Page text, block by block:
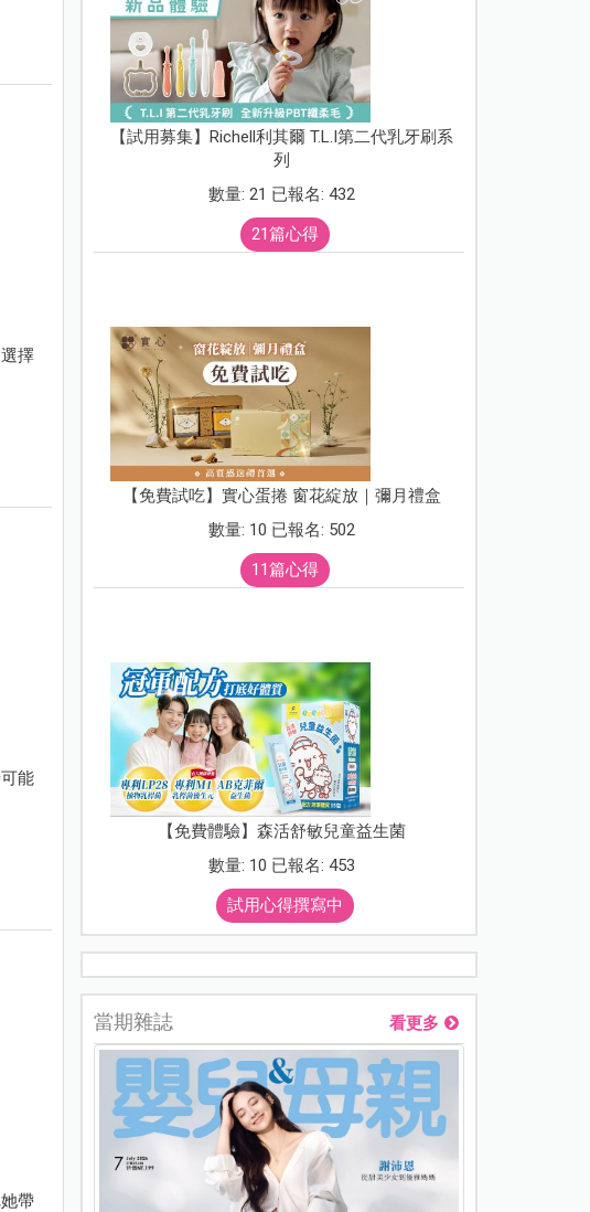
擇
能
帶
【試用募集】Richell利其爾 T.L.I第二代乳牙刷系
列
數量: 21 已報名: 432
21篇心得
【免費試吃】實心蛋捲 窗花綻放｜彌月禮盒
數量: 10 已報名: 502
11篇心得
【免費體驗】森活舒敏兒童益生菌
數量: 10 已報名: 453
試用心得撰寫中
當期雜誌 看更多